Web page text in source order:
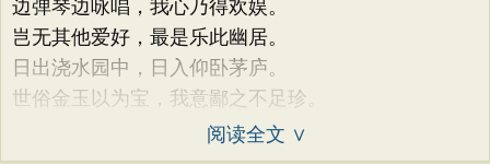
边弹琴边咏唱，我心乃得欢娱。
岂无其他爱好，最是乐此幽居。
日出浇水园中，日入仰卧茅庐。
世俗金玉以为宝，我意鄙之不足珍。
阅读全文 ∨